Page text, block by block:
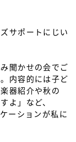
サポートにじい
聞かせの会でご
内容的には子ど
器紹介や秋の
よ」など、
ーションが私に